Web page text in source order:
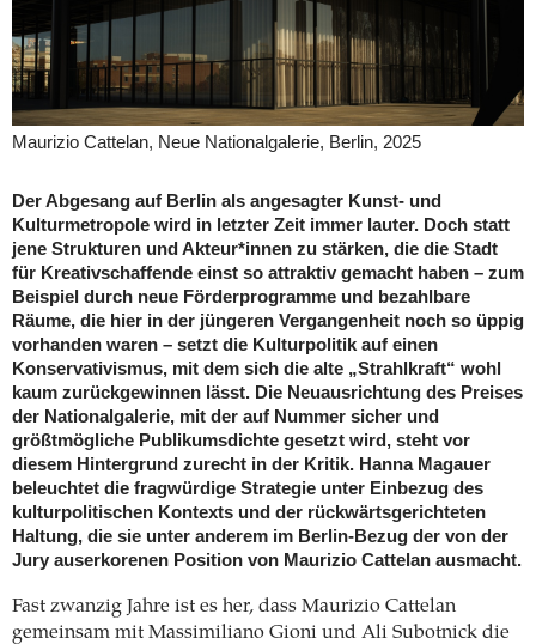
Maurizio Cattelan, Neue Nationalgalerie, Berlin, 2025
Der Abgesang auf Berlin als angesagter Kunst- und
Kulturmetropole wird in letzter Zeit immer lauter. Doch statt
jene Strukturen und Akteur*innen zu stärken, die die Stadt
für Kreativschaffende einst so attraktiv gemacht haben – zum
Beispiel durch neue Förderprogramme und bezahlbare
Räume, die hier in der jüngeren Vergangenheit noch so üppig
vorhanden waren – setzt die Kulturpolitik auf einen
Konservativismus, mit dem sich die alte „Strahlkraft“ wohl
kaum zurückgewinnen lässt. Die Neuausrichtung des Preises
der Nationalgalerie, mit der auf Nummer sicher und
größtmögliche Publikumsdichte gesetzt wird, steht vor
diesem Hintergrund zurecht in der Kritik. Hanna Magauer
beleuchtet die fragwürdige Strategie unter Einbezug des
kulturpolitischen Kontexts und der rückwärtsgerichteten
Haltung, die sie unter anderem im Berlin-Bezug der von der
Jury auserkorenen Position von Maurizio Cattelan ausmacht.
Fast zwanzig Jahre ist es her, dass Maurizio Cattelan
gemeinsam mit Massimiliano Gioni und Ali Subotnick die